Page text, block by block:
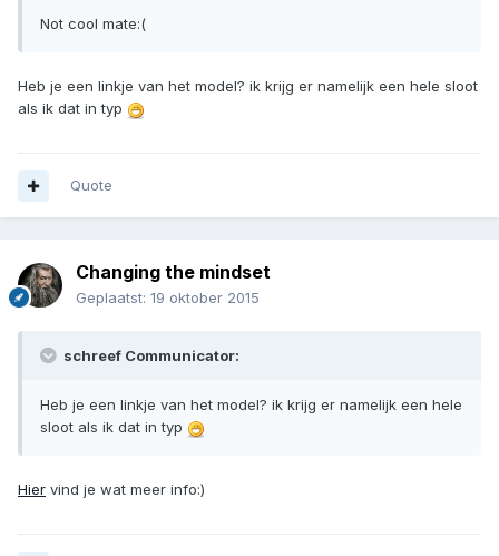
Not cool mate:(
Heb je een linkje van het model? ik krijg er namelijk een hele sloot
als ik dat in typ
Quote
Changing the mindset
Geplaatst: 19 oktober 2015
schreef Communicator:
Heb je een linkje van het model? ik krijg er namelijk een hele
sloot als ik dat in typ
Hier vind je wat meer info:)